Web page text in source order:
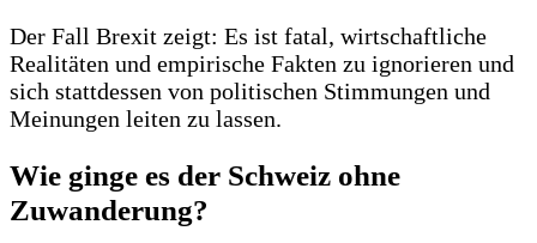
Der Fall Brexit zeigt: Es ist fatal, wirtschaftliche
Realitäten und empirische Fakten zu ignorieren und
sich stattdessen von politischen Stimmungen und
Meinungen leiten zu lassen.
Wie ginge es der Schweiz ohne
Zuwanderung?